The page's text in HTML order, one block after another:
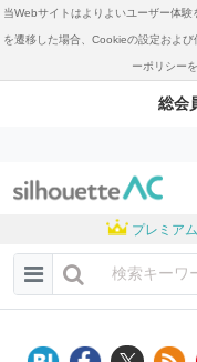
当Webサイトはよりよいユーザー体
を遷移した場合、Cookieの設定およ
ーポリシー
総会
プレミア